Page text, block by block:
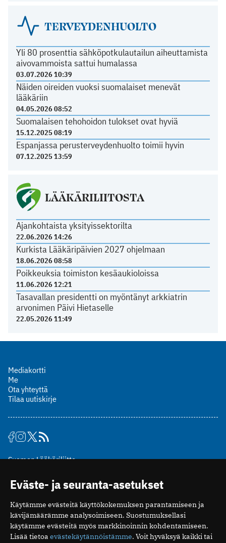
TERVEYDENHUOLTO
Yli 80 prosenttia sähköpotkulautailun aiheuttamista
aivovammoista sattui humalassa
03.07.2026 10:39
Näiden oireiden vuoksi suomalaiset menevät
lääkäriin
04.05.2026 08:52
Suomalaisen tehohoidon tulokset ovat hyviä
15.12.2025 08:19
Espanjassa perusterveydenhuolto toimii hyvin
07.12.2025 13:59
LÄÄKÄRILIITOSTA
Ajankohtaista yksityissektorilta
22.06.2026 14:26
Kurkista Lääkäripäivien 2027 ohjelmaan
18.06.2026 08:58
Poikkeuksia toimiston kesäaukioloissa
11.06.2026 12:21
Tasavallan presidentti on myöntänyt arkkiatrin
arvonimen Päivi Hietaselle
22.05.2026 11:49
Mediakortti
Me
Ota yhteyttä
Tilaa uutiskirje
Suomen Lääkäriliitto
00510 Helsinki
puh. (09) 393 091
toimitus@potilaanlaakarilehti.fi
ISSN 2323-9476
Eväste- ja seuranta-asetukset
Käytämme evästeitä käyttökokemuksen parantamiseen ja
kävijämäärämme analysoimiseen. Suostumuksellasi
käytämme evästeitä myös markkinoinnin kohdentamiseen.
Lisää tietoa evästekäytännöistämme. Voit hyväksyä kaikki tai